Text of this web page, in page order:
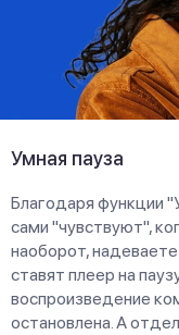
Умная пауза
Благодаря функции
сами "чувствуют",
наоборот,
ставят плеер на
воспроизведение
остановлена. А